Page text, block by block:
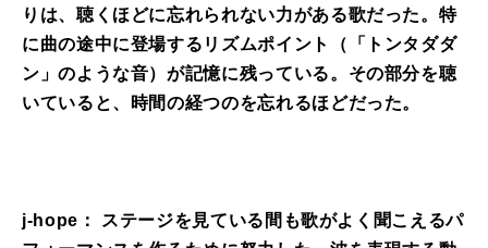
りは、聴くほどに忘れられない力がある歌だった。特
に曲の途中に登場するリズムポイント（「トンタダダ
ン」のような音）が記憶に残っている。その部分を聴
いていると、時間の経つのを忘れるほどだった。
j-hope： ステージを見ている間も歌がよく聞こえるパ